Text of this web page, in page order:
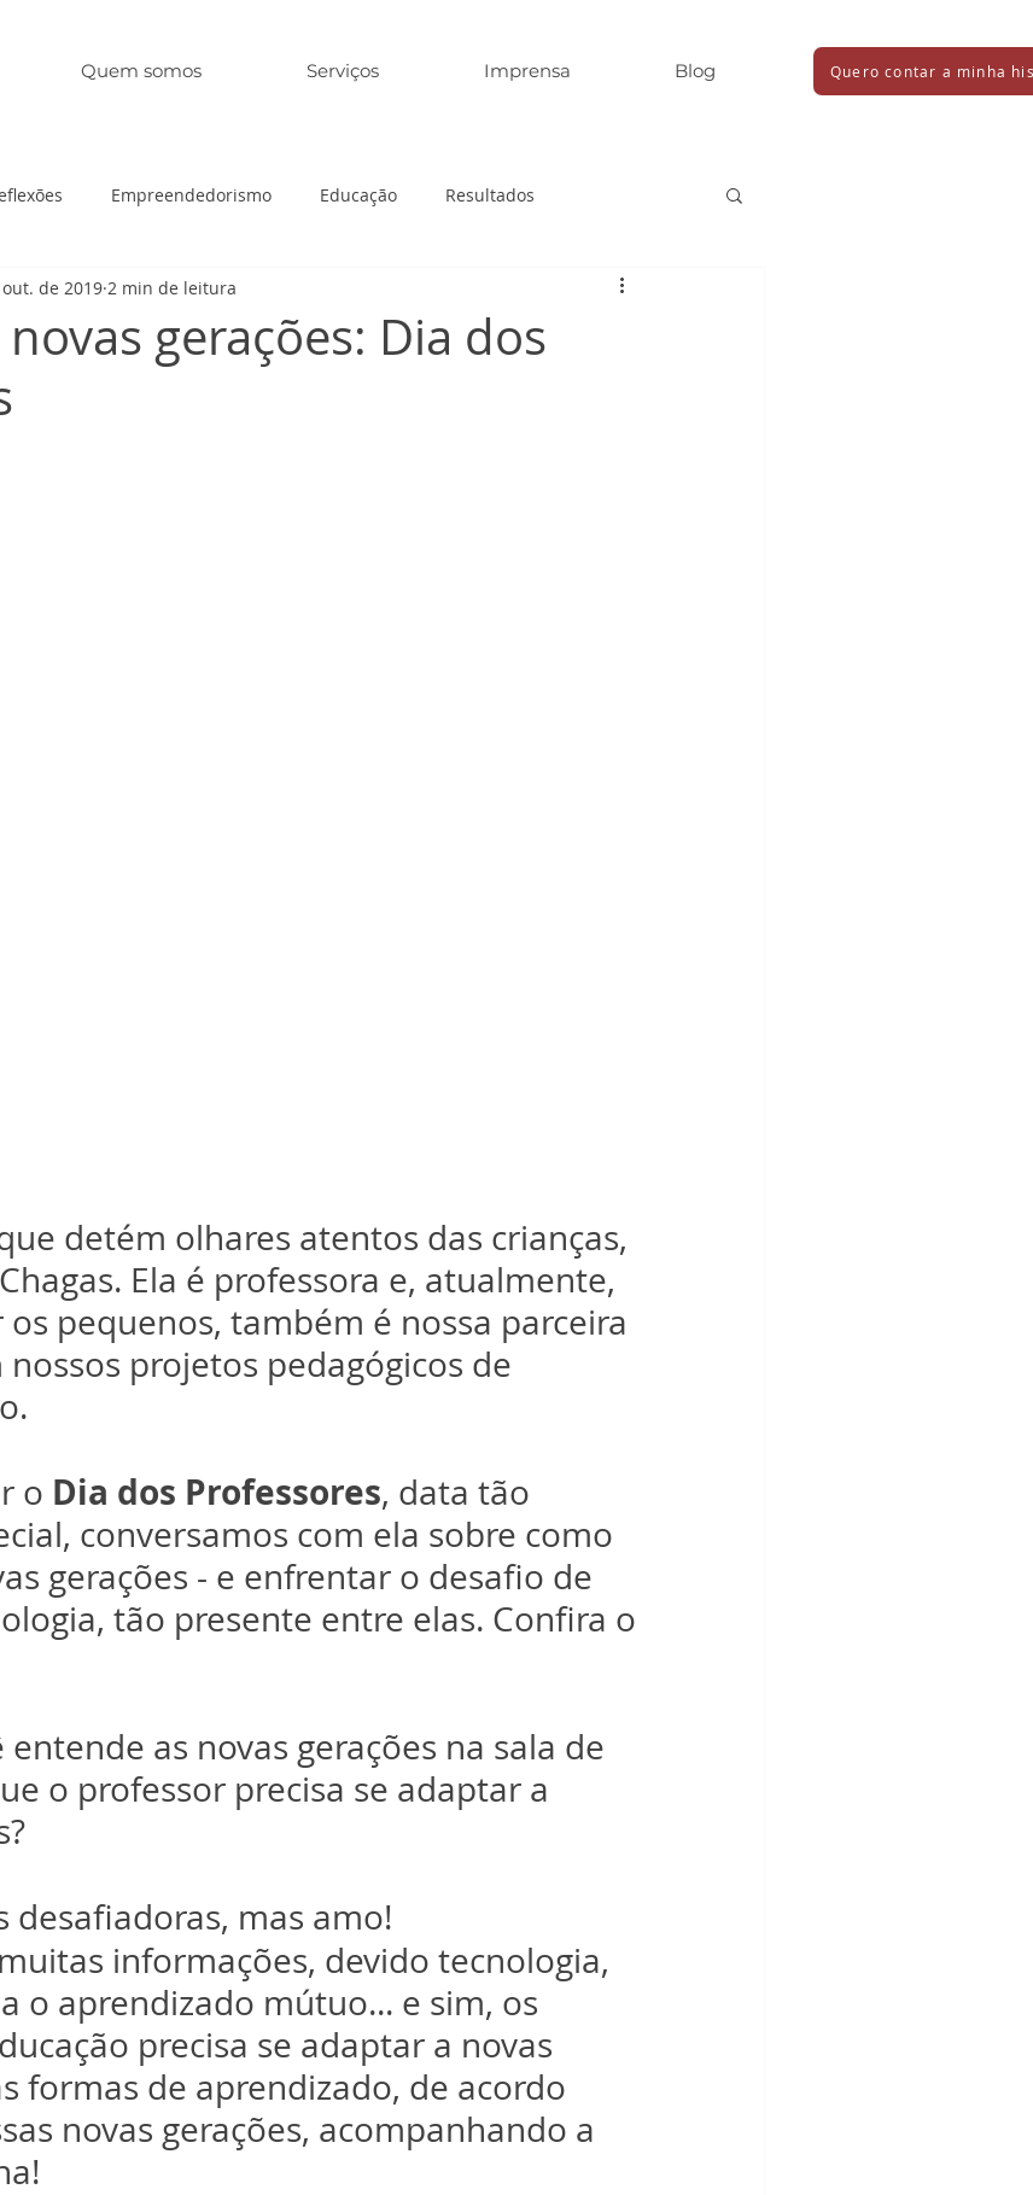
Quem somos Serviços Imprensa Blog Quero contar a minha
Empreendedorismo Educação Resultados
gerações: Dia dos
de 2019 2 min de leitura
detém olhares atentos das crianças,
Ela é professora e, atualmente,
pequenos, também é nossa parceira
projetos pedagógicos de
o Dia dos Professores, data tão
conversamos com ela sobre como
gerações - e enfrentar o desafio de
tão presente entre elas. Confira o
entende as novas gerações na sala de
o professor precisa se adaptar a
desafiadoras, mas amo!
informações, devido tecnologia,
o aprendizado mútuo... e sim, os
precisa se adaptar a novas
formas de aprendizado, de acordo
novas gerações, acompanhando a